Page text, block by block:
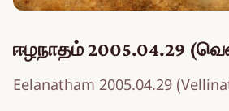
ஈழநாதம் 2005.04.29
Eelanatham 2005.04.29